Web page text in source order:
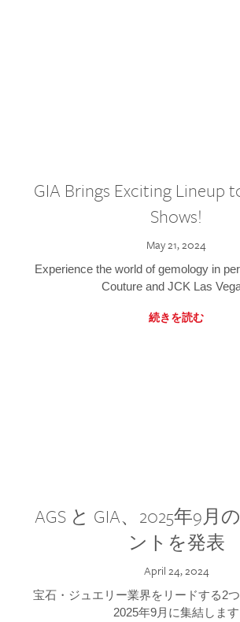
GIA Brings Exciting Lineup
Shows!
May 21, 2024
Experience the world of gemology in
Couture and JCK Las
続きを読む
AGS と GIA、2025年9月
ントを発表
April 24, 2024
宝石・ジュエリー業界をリードする2つ
2025年9月に集結します